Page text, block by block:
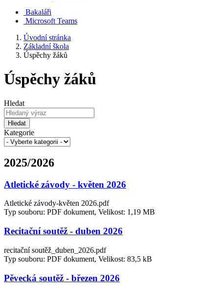
Bakaláři
Microsoft Teams
Úvodní stránka
Základní škola
Úspěchy žáků
Úspěchy žáků
Hledat
Hledat
Kategorie
2025/2026
Atletické závody - květen 2026
Atletické závody-květen 2026.pdf
Typ souboru: PDF dokument, Velikost: 1,19 MB
Recitační soutěž - duben 2026
recitační soutěž_duben_2026.pdf
Typ souboru: PDF dokument, Velikost: 83,5 kB
Pěvecká soutěž - březen 2026